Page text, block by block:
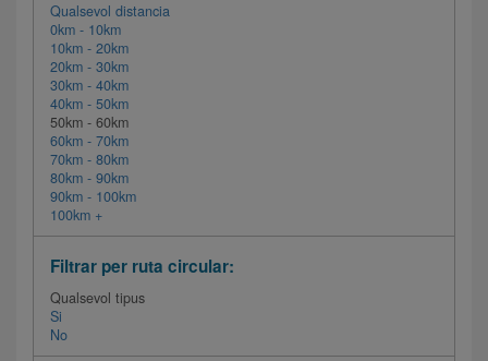
Qualsevol distancia
0km - 10km
10km - 20km
20km - 30km
30km - 40km
40km - 50km
50km - 60km
60km - 70km
70km - 80km
80km - 90km
90km - 100km
100km +
Filtrar per ruta circular:
Qualsevol tipus
Si
No